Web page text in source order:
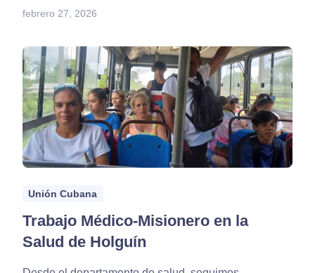
febrero 27, 2026
Unión Cubana
Trabajo Médico-Misionero en la
Salud de Holguín